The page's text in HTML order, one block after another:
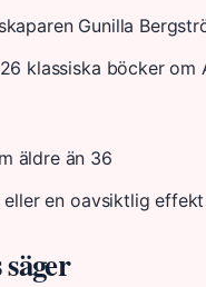
Gunilla
klassiska böcker om
äldre än 36
en oavsiktlig